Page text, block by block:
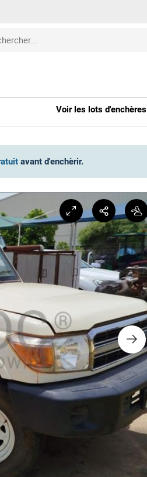
Collection
Voir les lots d'enchères
avant d'enchèrir.